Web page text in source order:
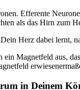
Efferente
als das Hirn zum
Dein Herz dabei
Magnetfeld aus,
in Deinem